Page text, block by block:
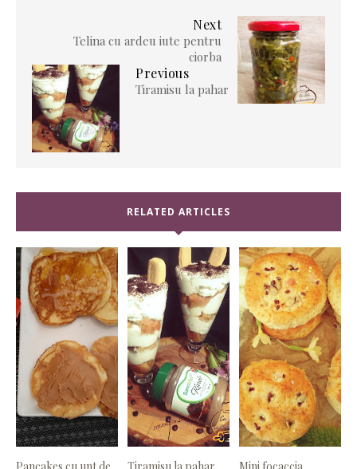
Next
Telina cu ardeu iute pentru
ciorba
Previous
Tiramisu la pahar
RELATED ARTICLES